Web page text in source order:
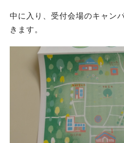
中に入り、受付会場のキャン
きます。